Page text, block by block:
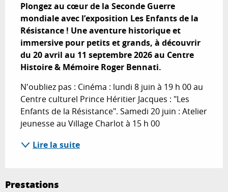
Plongez au cœur de la Seconde Guerre
mondiale avec l’exposition Les Enfants de la
Résistance ! Une aventure historique et
immersive pour petits et grands, à découvrir
du 20 avril au 11 septembre 2026 au Centre
Histoire & Mémoire Roger Bennati.
N'oubliez pas : Cinéma : lundi 8 juin à 19 h 00 au
Centre culturel Prince Héritier Jacques : "Les
Enfants de la Résistance". Samedi 20 juin : Atelier
jeunesse au Village Charlot à 15 h 00
Lire la suite
Prestations